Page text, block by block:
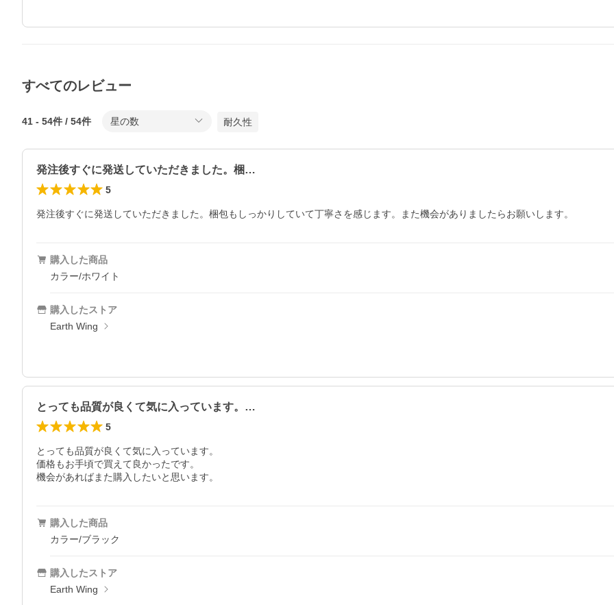
すべてのレビュー
41 - 54件 / 54件 星の数 耐久性
発注後すぐに発送していただきました。梱…
5
発注後すぐに発送していただきました。梱包もしっかりしていて丁寧さを感じます。また機会がありましたらお願いします。
購入した商品
カラー/ホワイト
購入したストア
Earth Wing
とっても品質が良くて気に入っています。…
5
とっても品質が良くて気に入っています。
価格もお手頃で買えて良かったです。
機会があればまた購入したいと思います。
購入した商品
カラー/ブラック
購入したストア
Earth Wing